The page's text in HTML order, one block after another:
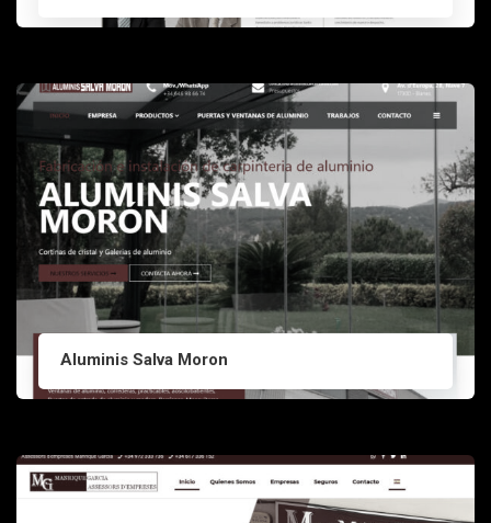
Aluminis Salva Moron